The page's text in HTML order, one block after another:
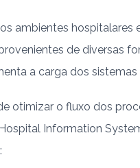
ambientes
de diversas
a carga dos
otimizar o fluxo dos
Information